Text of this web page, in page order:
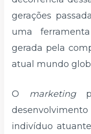
gerações
uma
gerada pela
atual mundo
O marketing
indivíduo